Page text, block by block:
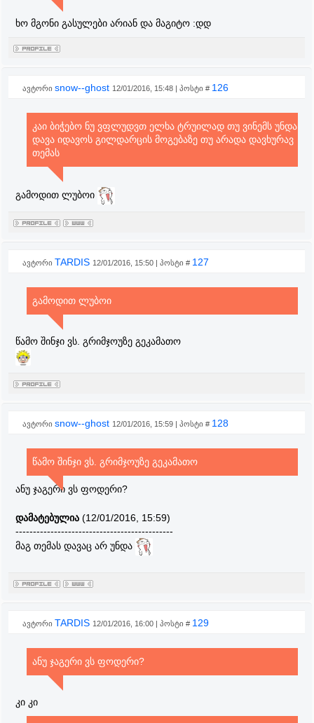
ხო მგონი გასულები არიან და მაგიტო :დდ
ავტორი snow--ghost 12/01/2016, 15:48 | პოსტი # 126
კაი ბიჭებო ნუ ვფლუდვთ ელხა ტრუილად თუ ვინემს უნდა
დავა იდავოს გილდარცის მოგებაზე თუ არადა დავხურავ
თემას
გამოდით ლუბოი
ავტორი TARDIS 12/01/2016, 15:50 | პოსტი # 127
გამოდით ლუბოი
წამო შინჯი ვს. გრიმჯოუზე გეკამათო
ავტორი snow--ghost 12/01/2016, 15:59 | პოსტი # 128
წამო შინჯი ვს. გრიმჯოუზე გეკამათო
ანუ ჯაგერი ვს ფოდერი?
დამატებულია (12/01/2016, 15:59)
---------------------------------------------
მაგ თემას დავაც არ უნდა
ავტორი TARDIS 12/01/2016, 16:00 | პოსტი # 129
ანუ ჯაგერი ვს ფოდერი?
კი კი